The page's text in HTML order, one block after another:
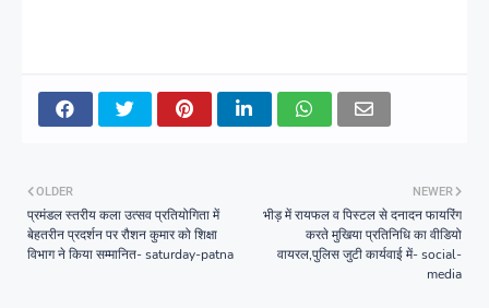
NEWER
भीड़ में रायफल व पिस्टल से दनादन फायरिंग
करते मुखिया प्रतिनिधि का वीडियो
वायरल,पुलिस जुटी कार्यवाई में- social-
media
OLDER
प्रमंडल स्तरीय कला उत्सव प्रतियोगिता में
बेहतरीन प्रदर्शन पर रौशन कुमार को शिक्षा
विभाग ने किया सम्मानित- saturday-patna